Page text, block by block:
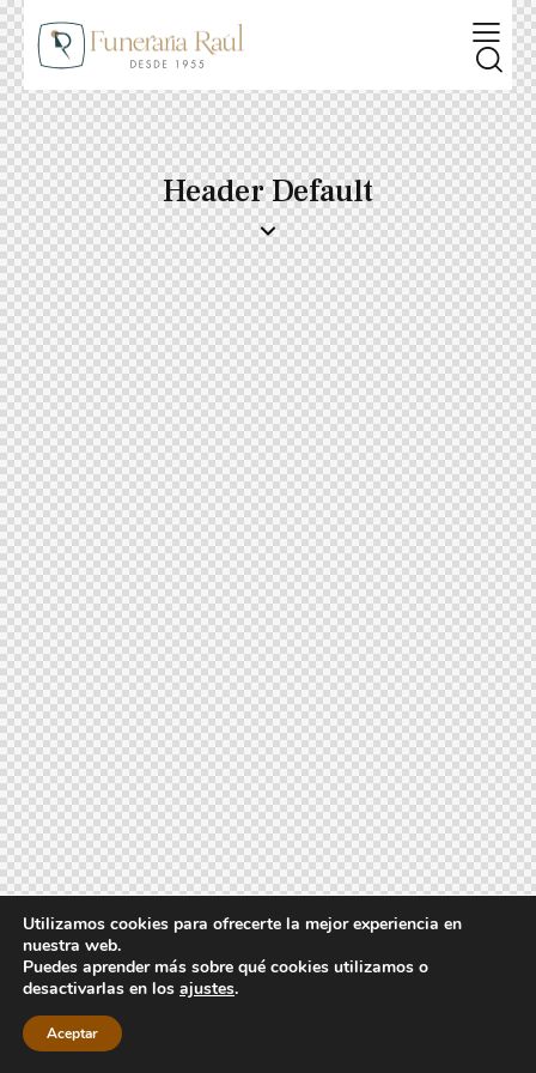
Header Default
Utilizamos cookies para ofrecerte la mejor experiencia en
nuestra web.
Puedes aprender más sobre qué cookies utilizamos o
desactivarlas en los ajustes.
Aceptar